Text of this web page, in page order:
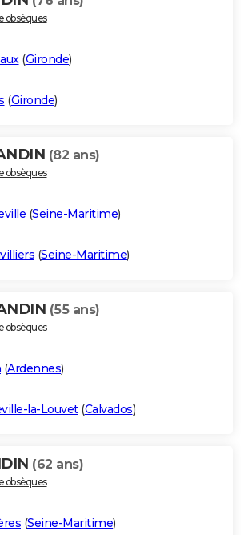
obsèques
(Gironde)
(Gironde)
(82 ans)
obsèques
(Seine-Maritime)
(Seine-Maritime)
(55 ans)
obsèques
(Ardennes)
la-Louvet(Calvados)
(62 ans)
obsèques
(Seine-Maritime)